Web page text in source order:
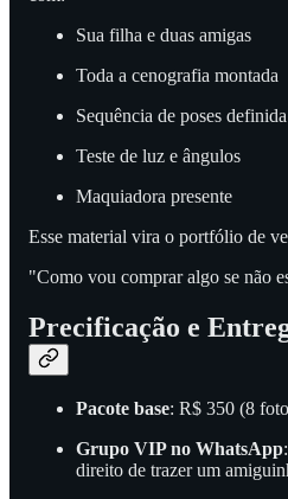
Sua filha e duas amigas
Toda a cenografia montada
Sequência de poses definida
Teste de luz e ângulos
Maquiadora presente
Esse material vira o portfólio de
"Como vou comprar algo se não
Precificação e
Pacote base: R$ 350 (8
Grupo VIP no WhatsApp
direito de trazer um